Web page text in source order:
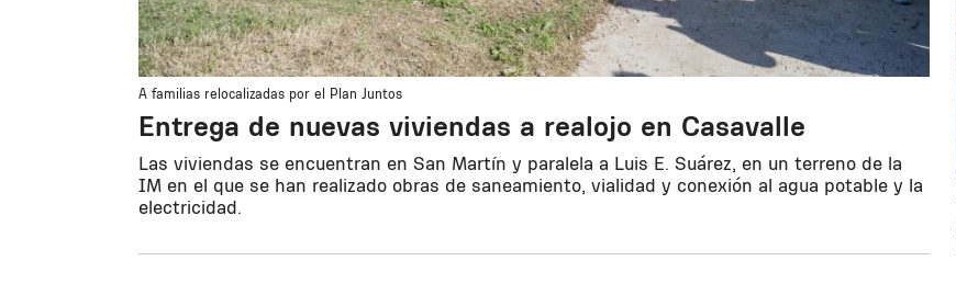
A familias relocalizadas por el Plan Juntos
Entrega de nuevas viviendas a realojo en Casavalle
Las viviendas se encuentran en San Martín y paralela a Luis E. Suárez, en un terreno de la
IM en el que se han realizado obras de saneamiento, vialidad y conexión al agua potable y la
electricidad.